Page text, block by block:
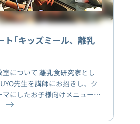
ト「キッズミール、離乳
室について 離乳食研究家とし
先生を講師にお招きし、ク
マにしたお子様向けメニューを
目的 親子で過ごすクリスマ